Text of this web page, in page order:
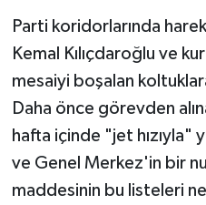
Parti koridorlarında
Kemal Kılıçdaroğlu ve
mesaiyi boşalan
Daha önce görevden
hafta içinde "jet hızıyla"
ve Genel Merkez'in bir
maddesinin bu listeleri